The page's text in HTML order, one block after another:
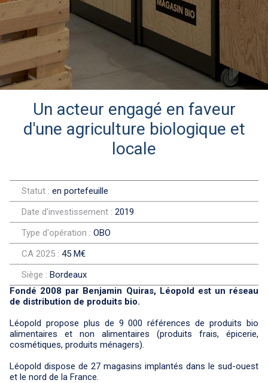
Un acteur engagé en faveur
d'une agriculture biologique et
locale
Statut : en portefeuille
Date d'investissement : 2019
Type d'opération : OBO
CA 2025 : 45 M€
Siège : Bordeaux
Fondé 2008 par Benjamin Quiras, Léopold est un réseau
de distribution de produits bio.
Léopold propose plus de 9 000 références de produits bio
alimentaires et non alimentaires (produits frais, épicerie,
cosmétiques, produits ménagers).
Léopold dispose de 27 magasins implantés dans le sud-ouest
et le nord de la France.